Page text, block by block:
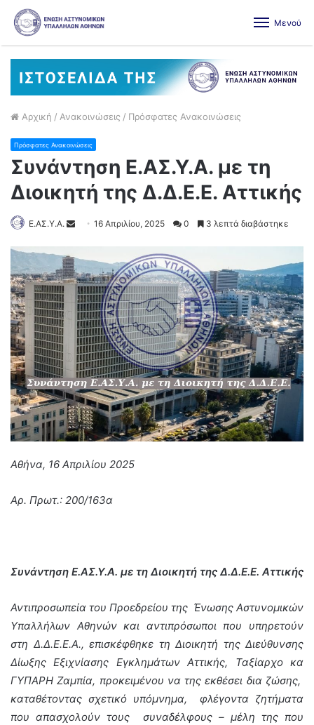
Μενού
Αρχική / Ανακοινώσεις / Πρόσφατες Ανακοινώσεις
Πρόσφατες Ανακοινώσεις
Συνάντηση Ε.ΑΣ.Υ.Α. με τη
Διοικητή της Δ.Δ.Ε.Ε. Αττικής
Ε.ΑΣ.Υ.Α. 16 Απριλίου, 2025 0 3 λεπτά διαβάστηκε
Αθήνα, 16 Απριλίου 2025
Αρ. Πρωτ.: 200/163α
Συνάντηση Ε.ΑΣ.Υ.Α. με τη Διοικητή της Δ.Δ.Ε.Ε. Αττικής
Αντιπροσωπεία του Προεδρείου της Ένωσης Αστυνομικών
Υπαλλήλων Αθηνών και αντιπρόσωποι που υπηρετούν
στη Δ.Δ.Ε.Ε.Α., επισκέφθηκε τη Διοικητή της Διεύθυνσης
Δίωξης Εξιχνίασης Εγκλημάτων Αττικής, Ταξίαρχο κα
ΓΥΠΑΡΗ Ζαμπία, προκειμένου να της εκθέσει δια ζώσης,
καταθέτοντας σχετικό υπόμνημα, φλέγοντα ζητήματα
που απασχολούν τους συναδέλφους – μέλη της που